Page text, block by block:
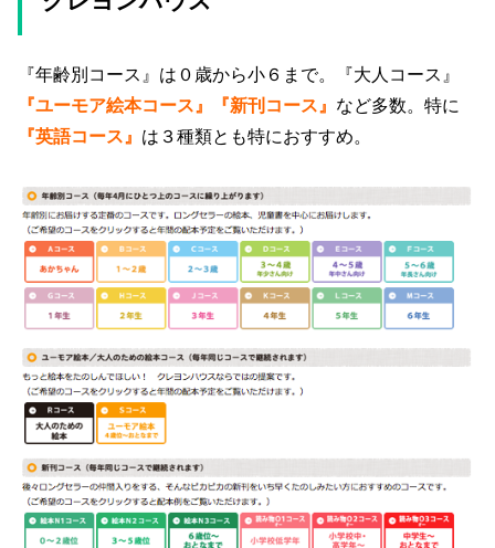
『年齢別コース』は０歳から小６まで。『大人コース』
『ユーモア絵本コース』『新刊コース』 など多数。特に
『英語コース』 は３種類とも特におすすめ。